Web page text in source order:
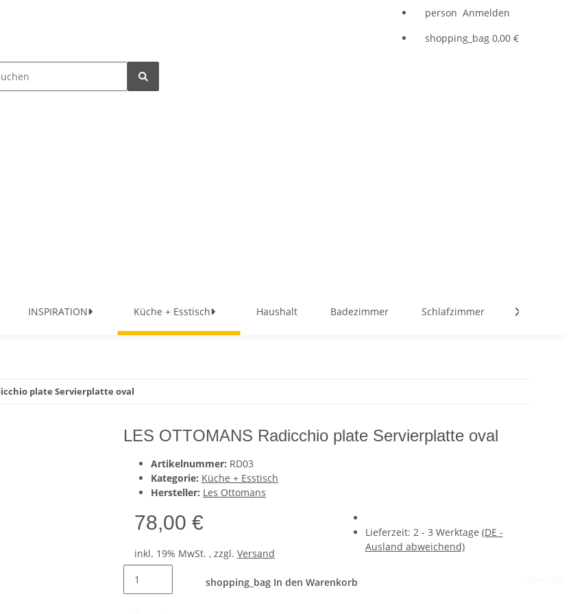
person Anmelden
shopping_bag 0,00 €
INSPIRATION Küche + Esstisch Haushalt Badezimmer Schlafzimmer GOOD BUY
plate Servierplatte oval
LES OTTOMANS Radicchio plate Servierplatte oval
Artikelnummer: RD03
Kategorie: Küche + Esstisch
Hersteller: Les Ottomans
78,00 €
inkl. 19% MwSt. , zzgl. Versand
Lieferzeit: 2 - 3 Werktage (DE -
Ausland abweichend)
shopping_bag In den Warenkorb